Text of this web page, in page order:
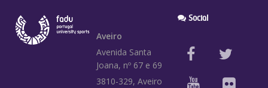
Aveiro
Avenida Santa
Joana, nº 67 e 69
3810-329, Aveiro
Social